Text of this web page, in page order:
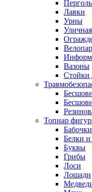
Лавки
Урны
Вазоны
Стойки
Топиар
Бабочки
Белки
Буквы
Грибы
Лоси
Лошади